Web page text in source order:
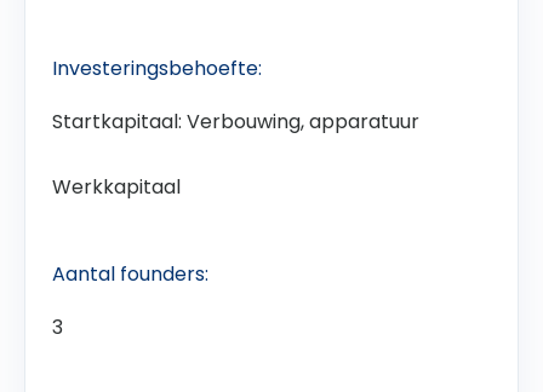
Investeringsbehoefte:
Startkapitaal: Verbouwing, apparatuur
Werkkapitaal
Aantal founders:
3